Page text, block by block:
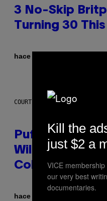
3 No-Skip
Turning 30 This
hace 5 horas
COURTESY OF PUFFCO
Puffco Went
Wild New
Colorway
hace 6 horas
Kill the
just $2 a
VICE
our very best
documentaries.